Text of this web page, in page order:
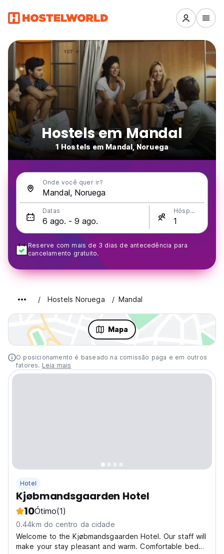
Hostels em Mandal
1 Hostels em Mandal, Noruega
Onde você quer ir?
Datas Hóspedes
Reserve com mais de 3 dias de antecedência para
cancelamento gratuito.
Hostels Noruega Mandal
Mapa
O posicionamento é baseado na comissão paga e em outros
fatores. Leia mais
Hotel
Kjøbmandsgaarden Hotel
10Ótimo(1)
0.44km do centro da cidade
Welcome to the Kjøbmandsgaarden Hotel. Our staff will
make your stay pleasant and warm. Comfortable bed